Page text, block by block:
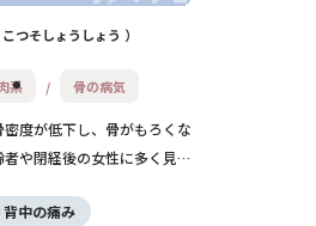
こつそしょうしょう
系 骨の病気
度が低下し、骨がもろくな
や閉経後の女性に多く見ら
期の診断と予防的治療が重
背中の痛み